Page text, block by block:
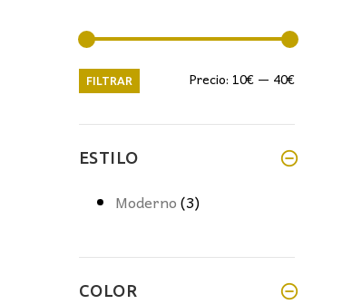
Precio
Precio
FILTRAR Precio: 10€ — 40€
ESTILO
Moderno(3)
COLOR